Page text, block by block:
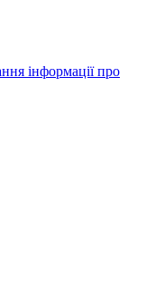
інформації про